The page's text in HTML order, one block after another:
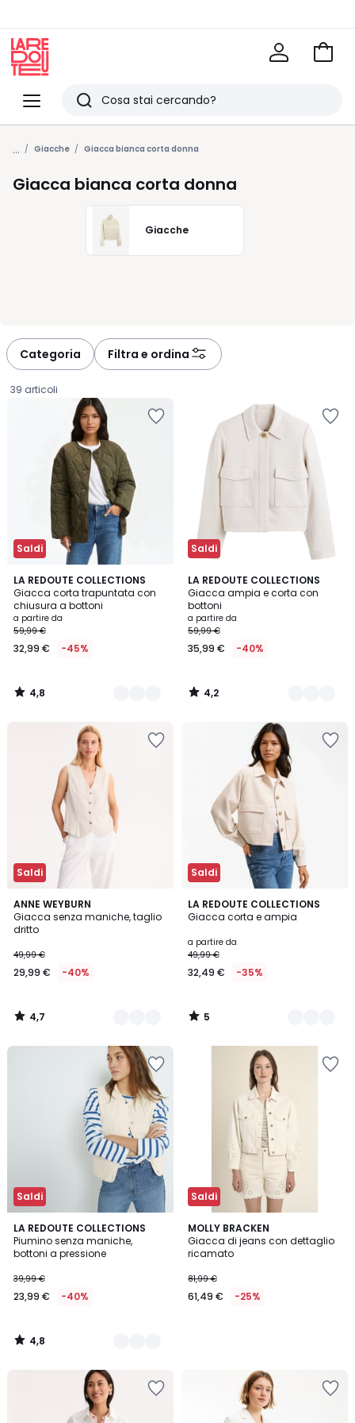
Menu
Redoute
Ricerca
Ultimi
articoli
visti
Vai
... Giacche Giacca bianca corta donna
Giacca bianca corta donna
Giacche
Categoria Filtra e ordina
39 articoli
Saldi
LA REDOUTE COLLECTIONS
Giacca corta trapuntata con
chiusura a bottoni
Prezzo
a
partire
32,99
€
applicato.
a partire da
59,99 €
32,99 € -45%
4,8
/ 5
2
Colori
4,8
/
Saldi
LA REDOUTE COLLECTIONS
Giacca ampia e corta con
bottoni
a partire da
59,99 €
35,99 € -40%
4,2
/ 5
2
Colori
4,2
/
Saldi
ANNE WEYBURN
Giacca senza maniche, taglio
dritto
49,99 €
29,99 € -40%
4,7
/ 5
2
Colori
4,7
/
Saldi
LA REDOUTE COLLECTIONS
Giacca corta e ampia
a partire da
49,99 €
32,49 € -35%
5
/
2
Colori
5
/
Saldi
LA REDOUTE COLLECTIONS
Piumino senza maniche,
bottoni a pressione
39,99 €
23,99 € -40%
4,8
/ 5
3
Colori
4,8
/
Saldi
MOLLY BRACKEN
Giacca di jeans con dettaglio
ricamato
81,99 €
61,49 € -25%